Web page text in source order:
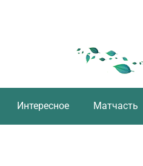
Интересное Матчасть